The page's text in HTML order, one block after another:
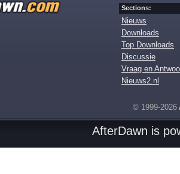
Sections:
Nieuws
Downloads
Top Downloads
Discussie
Vraag en
Nieuws2.nl
© 1999-2026
AfterDawn is